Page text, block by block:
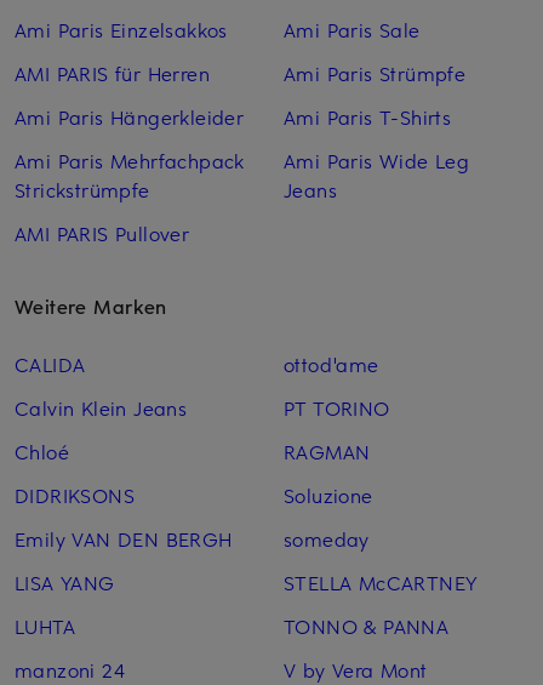
Ami Paris Einzelsakkos
AMI PARIS für Herren
Ami Paris Hängerkleider
Ami Paris Mehrfachpack
Strickstrümpfe
AMI PARIS Pullover
Ami Paris Sale
Ami Paris Strümpfe
Ami Paris T-Shirts
Ami Paris Wide Leg
Jeans
Weitere Marken
CALIDA
Calvin Klein Jeans
Chloé
DIDRIKSONS
Emily VAN DEN BERGH
LISA YANG
LUHTA
manzoni 24
ottod'ame
PT TORINO
RAGMAN
Soluzione
someday
STELLA McCARTNEY
TONNO & PANNA
V by Vera Mont